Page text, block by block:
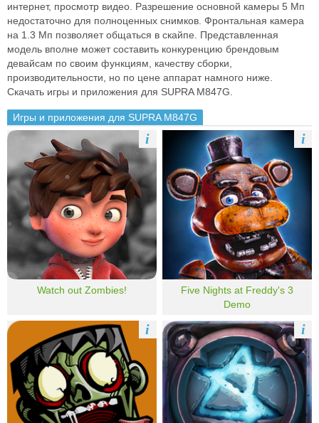
интернет, просмотр видео. Разрешение основной камеры 5 Мп
недостаточно для полноценных снимков. Фронтальная камера
на 1.3 Мп позволяет общаться в скайпе. Представленная
модель вполне может составить конкуренцию брендовым
девайсам по своим функциям, качеству сборки,
производительности, но по цене аппарат намного ниже.
Скачать игры и приложения для SUPRA M847G.
Игры и приложения для SUPRA M847G
Watch out Zombies!
i
Five Nights at Freddy's 3
Demo
i
i i